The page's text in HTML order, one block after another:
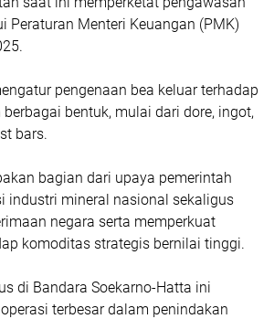
Peraturan Menteri Keuangan (PMK)
pengenaan bea keluar terhadap
bentuk, mulai dari dore, ingot,
bars.
bagian dari upaya pemerintah
industri mineral nasional sekaligus
negara serta memperkuat
komoditas strategis bernilai tinggi.
di Bandara Soekarno-Hatta ini
terbesar dalam penindakan